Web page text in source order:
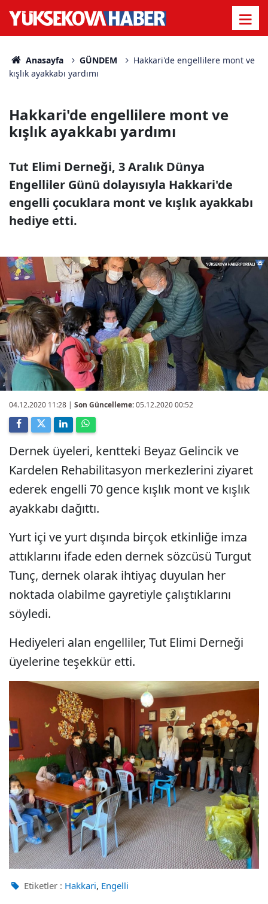
Anasayfa GÜNDEM
Hakkari'de engellilere mont ve
kışlık ayakkabı yardımı
Hakkari'de engellilere mont ve
kışlık ayakkabı yardımı
Tut Elimi Derneği, 3 Aralık Dünya
Engelliler Günü dolayısıyla Hakkari'de
engelli çocuklara mont ve kışlık ayakkabı
hediye etti.
04.12.2020 11:28 | Son Güncelleme:05.12.2020 00:52
Dernek üyeleri, kentteki Beyaz Gelincik ve
Kardelen Rehabilitasyon merkezlerini ziyaret
ederek engelli 70 gence kışlık mont ve kışlık
ayakkabı dağıttı.
Yurt içi ve yurt dışında birçok etkinliğe imza
attıklarını ifade eden dernek sözcüsü Turgut
Tunç, dernek olarak ihtiyaç duyulan her
noktada olabilme gayretiyle çalıştıklarını
söyledi.
Hediyeleri alan engelliler, Tut Elimi Derneği
üyelerine teşekkür etti.
Etiketler : Hakkari, Engelli